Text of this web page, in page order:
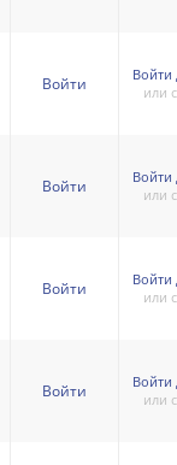
Войти
Войти
или
Войти
Войти
или
Войти
Войти
или
Войти
Войти
или